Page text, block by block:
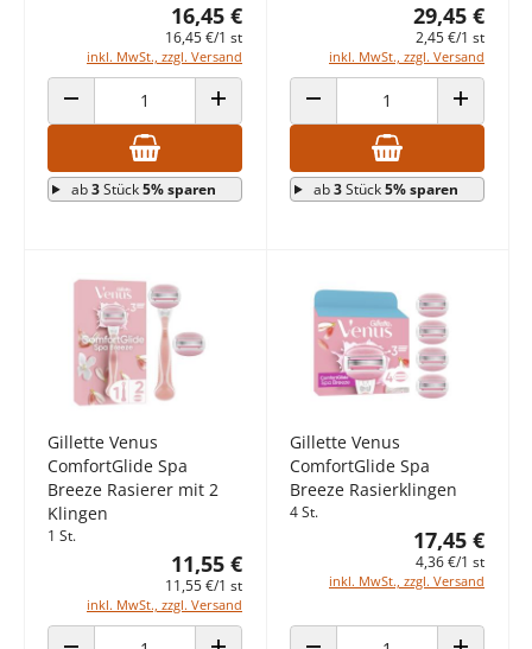
16,45 €
16,45 €/1 st
inkl. MwSt., zzgl. Versand
ANZAHL VERRINGERN ANZAHL ERHÖHEN
ab3Stück5% sparen
29,45 €
2,45 €/1 st
inkl. MwSt., zzgl. Versand
ANZAHL VERRINGERN ANZAHL
ab3Stück5% sparen
Gillette Venus
ComfortGlide Spa
Breeze Rasierer mit 2
Klingen
1 St.
11,55 €
11,55 €/1 st
inkl. MwSt., zzgl. Versand
Gillette Venus
ComfortGlide Spa
Breeze Rasierklingen
4 St.
17,45 €
4,36 €/1 st
inkl. MwSt., zzgl. Versand